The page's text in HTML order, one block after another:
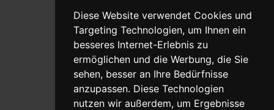
Diese Website verwendet Cookies und
Targeting Technologien, um Ihnen ein
besseres Internet-Erlebnis zu
ermöglichen und die Werbung, die Sie
sehen, besser an Ihre Bedürfnisse
anzupassen. Diese Technologien
nutzen wir außerdem, um Ergebnisse
Adresse
Oldentruper Straße 104
33604 Bielefeld